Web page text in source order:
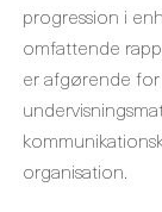
progression i
omfattende
er afgørende
organisation.